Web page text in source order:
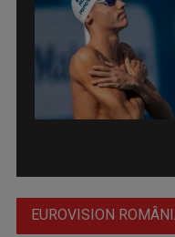
Spectacol total la TVR:
pentru aur la ...
EUROVISION